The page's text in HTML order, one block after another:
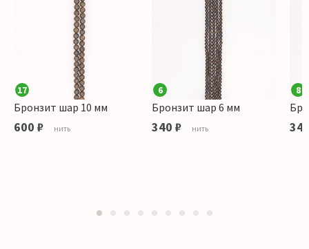
17
Бронзит шар 10 мм
600 ₽ нить
6
Бронзит шар 6 мм
340 ₽ нить
8